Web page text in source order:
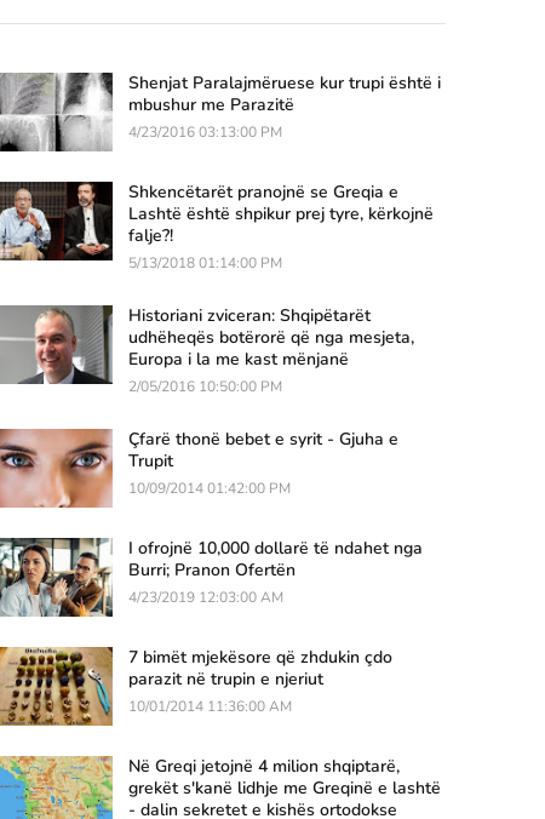
Shenjat Paralajmëruese kur trupi është i
mbushur me Parazitë
4/23/2016 03:13:00 PM
Shkencëtarët pranojnë se Greqia e
Lashtë është shpikur prej tyre, kërkojnë
falje?!
5/13/2018 01:14:00 PM
Historiani zviceran: Shqipëtarët
udhëheqës botërorë që nga mesjeta,
Europa i la me kast mënjanë
2/05/2016 10:50:00 PM
Çfarë thonë bebet e syrit - Gjuha e
Trupit
10/09/2014 01:42:00 PM
I ofrojnë 10,000 dollarë të ndahet nga
Burri; Pranon Ofertën
4/23/2019 12:03:00 AM
7 bimët mjekësore që zhdukin çdo
parazit në trupin e njeriut
10/01/2014 11:36:00 AM
Në Greqi jetojnë 4 milion shqiptarë,
grekët s'kanë lidhje me Greqinë e lashtë
- dalin sekretet e kishës ortodokse